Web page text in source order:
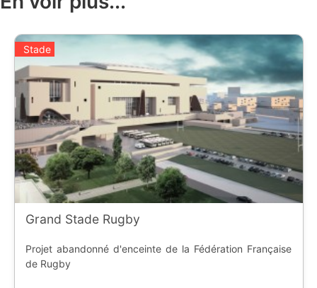
Stade
Grand Stade Rugby
Projet abandonné d'enceinte de la Fédération Française
de Rugby